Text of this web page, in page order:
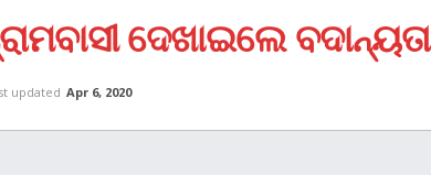
ଦେଖାଇଲେ ବଦାନ୍ୟତା
updated Apr 6, 2020